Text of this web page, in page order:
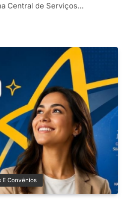
Central de Serviços…
E Convênios